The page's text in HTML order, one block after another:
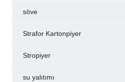
söve
Strafor Kartonpiyer
Stropiyer
su yalıtımı